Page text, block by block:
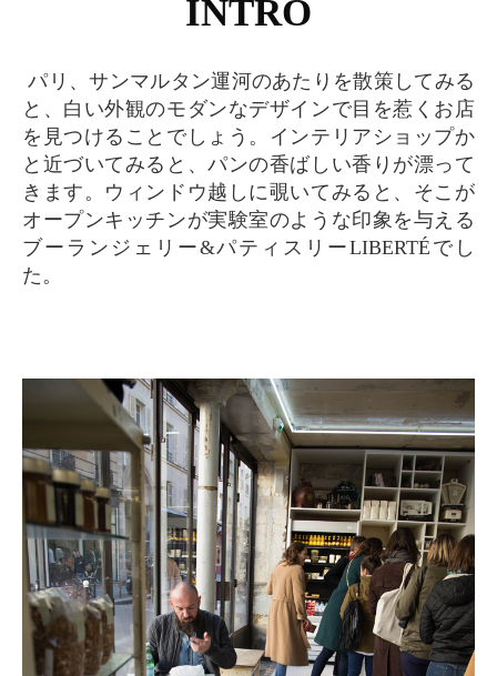
INTRO
パリ、サンマルタン運河のあたりを散策してみる
と、白い外観のモダンなデザインで目を惹くお店
を見つけることでしょう。インテリアショップか
と近づいてみると、パンの香ばしい香りが漂って
きます。ウィンドウ越しに覗いてみると、そこが
オープンキッチンが実験室のような印象を与える
ブーランジェリー&パティスリーLIBERTÉでし
た。